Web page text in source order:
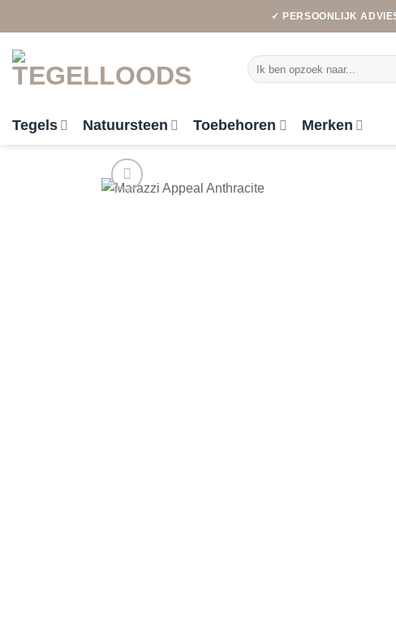
naar
inhoud
✓ PERSOONLIJK
Zoeken
naar:
Tegels Natuursteen Toebehoren Merken